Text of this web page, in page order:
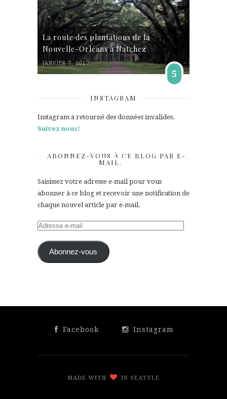
La route des plantations de la
Nouvelle-Orléans à Natchez
JANVIER 7, 2017
5
INSTAGRAM
Instagram a retourné des données invalides.
Suivez nous!
ABONNEZ-VOUS À CE BLOG PAR E-
MAIL.
Saisissez votre adresse e-mail pour vous
abonner à ce blog et recevoir une notification de
chaque nouvel article par e-mail.
Adresse
mail Abonnez-vous
Facebook Instagram
MADE WITH IN SEATTLE